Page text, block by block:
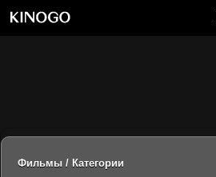
Фильмы / Категории